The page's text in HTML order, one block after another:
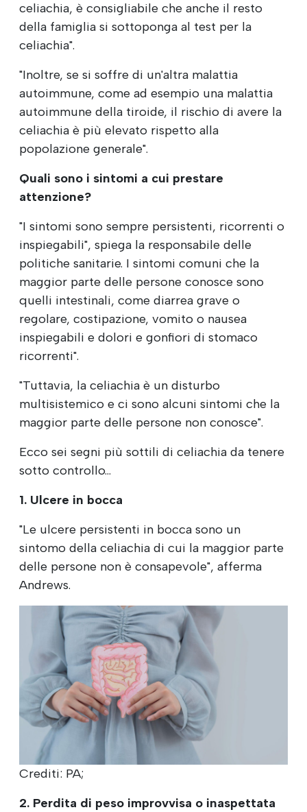
celiachia, è consigliabile che anche il resto
della famiglia si sottoponga al test per la
celiachia".
"Inoltre, se si soffre di un'altra malattia
autoimmune, come ad esempio una malattia
autoimmune della tiroide, il rischio di avere la
celiachia è più elevato rispetto alla
popolazione generale".
Quali sono i sintomi a cui prestare
attenzione?
"I sintomi sono sempre persistenti, ricorrenti o
inspiegabili", spiega la responsabile delle
politiche sanitarie. I sintomi comuni che la
maggior parte delle persone conosce sono
quelli intestinali, come diarrea grave o
regolare, costipazione, vomito o nausea
inspiegabili e dolori e gonfiori di stomaco
ricorrenti".
"Tuttavia, la celiachia è un disturbo
multisistemico e ci sono alcuni sintomi che la
maggior parte delle persone non conosce".
Ecco sei segni più sottili di celiachia da tenere
sotto controllo...
1. Ulcere in bocca
"Le ulcere persistenti in bocca sono un
sintomo della celiachia di cui la maggior parte
delle persone non è consapevole", afferma
Andrews.
Crediti: PA;
2. Perdita di peso improvvisa o inaspettata